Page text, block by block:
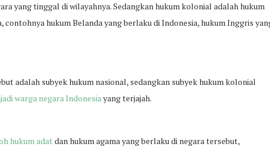
yang tinggal di wilayahnya. Sedangkan hukum kolonial adalah hukum
contohnya hukum Belanda yang berlaku di Indonesia, hukum Inggris
adalah subyek hukum nasional, sedangkan subyek hukum kolonial
warga negara Indonesiayang terjajah.
hukum adatdan hukum agama yang berlaku di negara tersebut,